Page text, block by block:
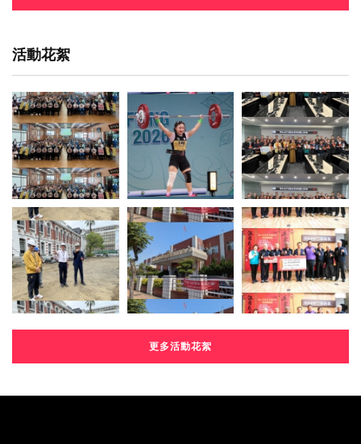
活動花絮
更多活動花絮